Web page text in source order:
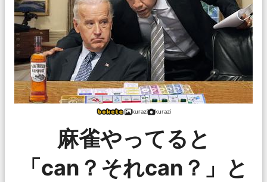
kurazi kurazi
麻雀やってると
「can？それcan？」と